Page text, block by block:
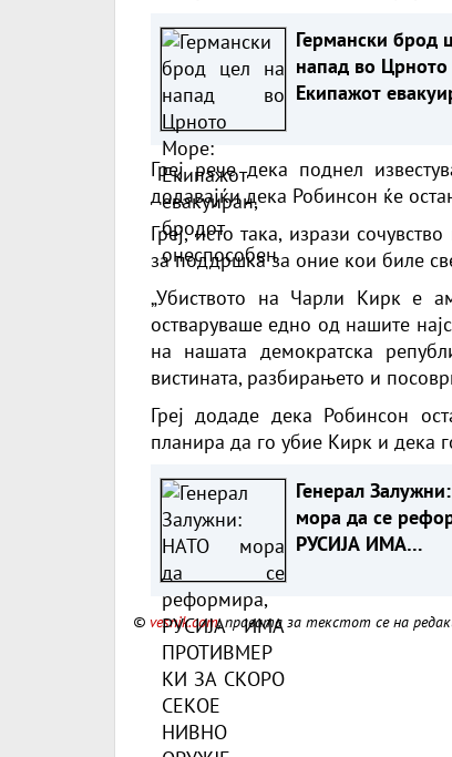
Германски брод
напад во
Екипажот
Греј рече дека поднел
додавајќи дека Робинсон ќе
Греј, исто така, изрази
за поддршка за оние кои биле
„Убиството на Чарли Кирк е
остваруваше едно од нашите
на нашата демократска
вистината, разбирањето и
Греј додаде дека Робинсон
планира да го убие Кирк и дека
Генерал
мора да се
РУСИЈА ИМА
© vesnik.com, правата за текстот се на